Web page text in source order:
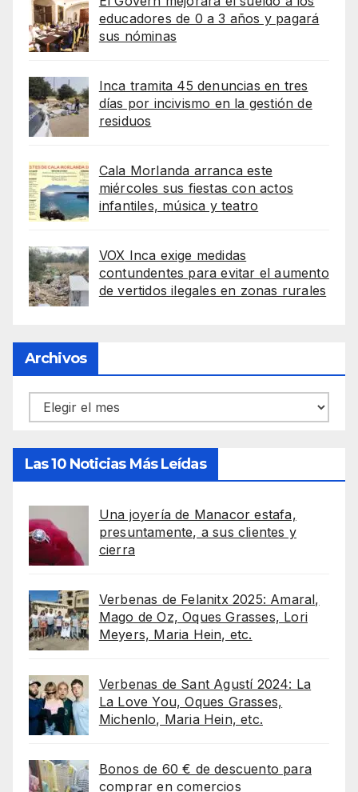
educadores de 0 a 3 años y pagará
sus nóminas
Inca tramita 45 denuncias en tres
días por incivismo en la gestión de
residuos
Cala Morlanda arranca este
miércoles sus fiestas con actos
infantiles, música y teatro
VOX Inca exige medidas
contundentes para evitar el aumento
de vertidos ilegales en zonas rurales
Archivos
Archivos
Las 10 Noticias Más Leídas
Una joyería de Manacor estafa,
presuntamente, a sus clientes y
cierra
Verbenas de Felanitx 2025: Amaral,
Mago de Oz, Oques Grasses, Lori
Meyers, Maria Hein, etc.
Verbenas de Sant Agustí 2024: La
La Love You, Oques Grasses,
Michenlo, Maria Hein, etc.
Bonos de 60 € de descuento para
comprar en comercios